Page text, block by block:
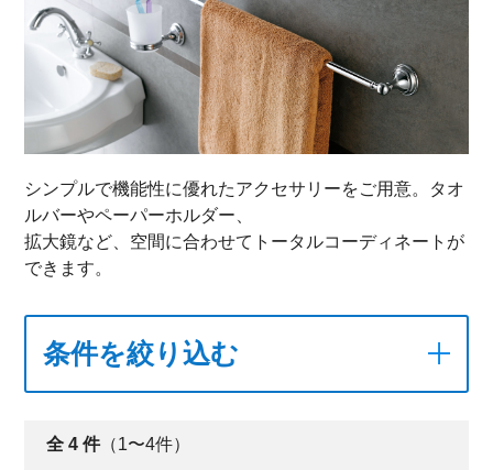
閉じる
シンプルで機能性に優れたアクセサリーをご用意。タオ
ルバーやペーパーホルダー、
拡大鏡など、空間に合わせてトータルコーディネートが
できます。
条件を絞り込む
全4 件（1〜4件）